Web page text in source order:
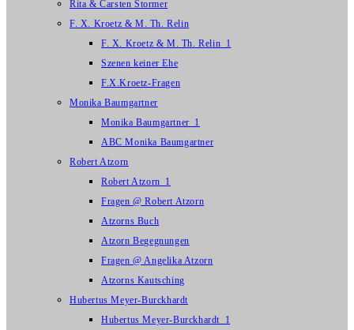
Rita & Carsten Stormer
F. X. Kroetz & M. Th. Relin
F. X. Kroetz & M. Th. Relin_1
Szenen keiner Ehe
F.X.Kroetz-Fragen
Monika Baumgartner
Monika Baumgartner_1
ABC Monika Baumgartner
Robert Atzorn
Robert Atzorn_1
Fragen @ Robert Atzorn
Atzorns Buch
Atzorn Begegnungen
Fragen @ Angelika Atzorn
Atzorns Kautsching
Hubertus Meyer-Burckhardt
Hubertus Meyer-Burckhardt_1